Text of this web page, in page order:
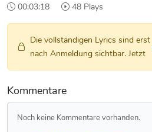
00:03:18 48 Plays
Die vollständigen Lyrics sind erst
nach Anmeldung sichtbar. Jetzt
Kommentare
Noch keine Kommentare vorhanden.